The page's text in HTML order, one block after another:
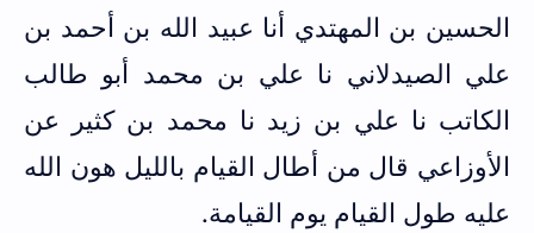
الحسين بن المهتدي أنا عبيد الله بن أحمد بن
علي الصيدلاني نا علي بن محمد أبو طالب
الكاتب نا علي بن زيد نا محمد بن كثير عن
الأوزاعي قال من أطال القيام بالليل هون الله
عليه طول القيام يوم القيامة.